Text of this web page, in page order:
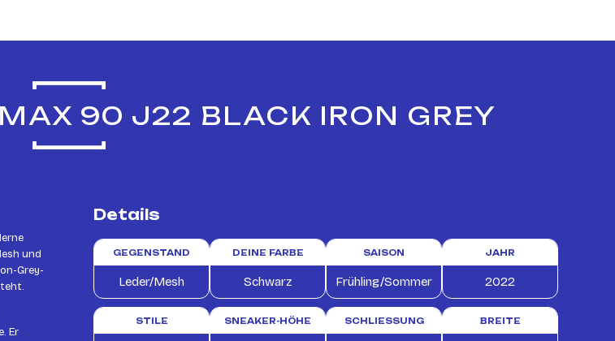
90 J22 BLACK IRON GREY
und
Grey-
Er
Details
GEGENSTAND
Leder/Mesh
DEINE FARBE
Schwarz
SAISON
Frühling/Sommer
JAHR
2022
STILE SNEAKER-HÖHE SCHLIESSUNG BREITE